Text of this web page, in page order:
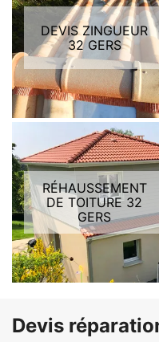
DEVIS ZINGUEUR
32 GERS
RÉHAUSSEMENT
DE TOITURE 32
GERS
Devis